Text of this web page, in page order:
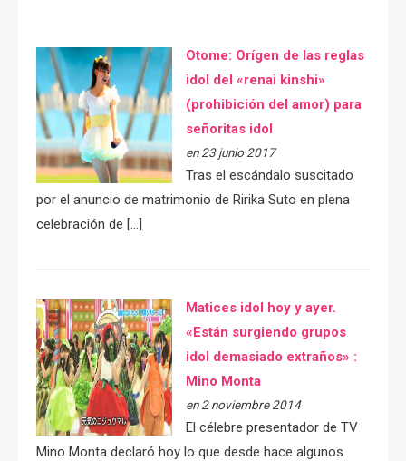
Otome: Orígen de las reglas
idol del «renai kinshi»
(prohibición del amor) para
señoritas idol
en 23 junio 2017
Tras el escándalo suscitado
por el anuncio de matrimonio de Ririka Suto en plena
celebración de […]
Matices idol hoy y ayer.
«Están surgiendo grupos
idol demasiado extraños» :
Mino Monta
en 2 noviembre 2014
El célebre presentador de TV
Mino Monta declaró hoy lo que desde hace algunos